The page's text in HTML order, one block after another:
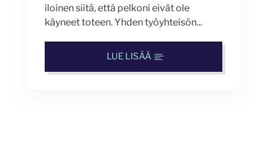
iloinen siitä, että pelkoni eivät ole
käyneet toteen. Yhden työyhteisön...
LUE LISÄÄ